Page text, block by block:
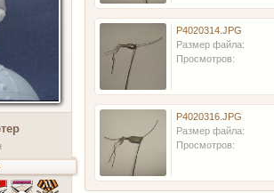
P4020314.JPG
Размер файла:
Просмотров:
P4020316.JPG
Размер файла:
Просмотров: